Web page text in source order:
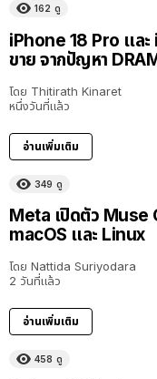
162 ดู
iPhone 18 Pro และ
ขาย จากปัญหา
โดย Thitirath Kinaret
หนึ่งวันที่แล้ว
อ่านเพิ่มเติม
349 ดู
Meta เปิดตัว Muse
macOS และ Linux
โดย Nattida Suriyodara
2 วันที่แล้ว
อ่านเพิ่มเติม
458 ดู